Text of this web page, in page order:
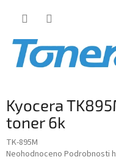
Kyocera
toner 6k
TK-895M
Průměrné
Neohodnoceno Podrobnosti